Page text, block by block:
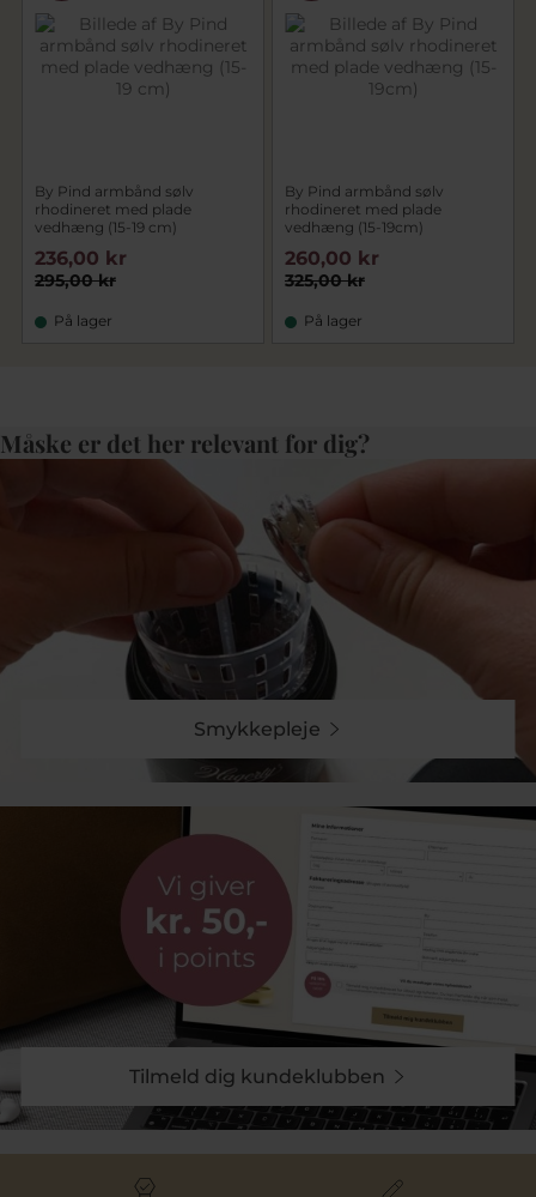
By Pind armbånd sølv
rhodineret med plade
vedhæng (15-19 cm)
295,00 kr
236,00 kr
På lager
By Pind armbånd sølv
rhodineret med plade
vedhæng (15-19cm)
325,00 kr
260,00 kr
På lager
Måske er det her relevant for dig?
Smykkepleje
Tilmeld dig kundeklubben